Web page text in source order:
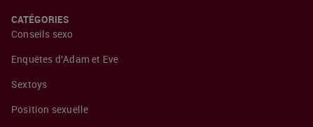
CATÉGORIES
Conseils sexo
Enquêtes d’Adam et Eve
Sextoys
Position sexuelle